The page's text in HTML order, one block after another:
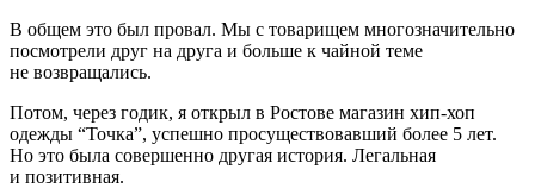
В общем это был провал. Мы с товарищем многозначительно
посмотрели друг на друга и больше к чайной теме
не возвращались.
Потом, через годик, я открыл в Ростове магазин хип‑хоп
одежды “Точка”, успешно просуществовавший более 5 лет.
Но это была совершенно другая история. Легальная
и позитивная.